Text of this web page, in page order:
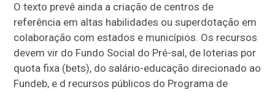
O texto prevê ainda a criação de centros de
referência em altas habilidades ou superdotação em
colaboração com estados e municípios. Os recursos
devem vir do Fundo Social do Pré-sal, de loterias por
quota fixa (bets), do salário-educação direcionado ao
Fundeb, e d recursos públicos do Programa de